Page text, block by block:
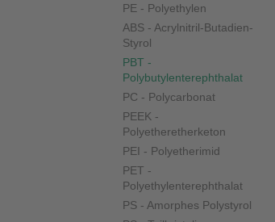
PE - Polyethylen
ABS - Acrylnitril-Butadien-
Styrol
PBT -
Polybutylenterephthalat
PC - Polycarbonat
PEEK -
Polyetheretherketon
PEI - Polyetherimid
PET -
Polyethylenterephthalat
PS - Amorphes Polystyrol